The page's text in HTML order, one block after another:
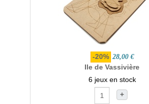
-20% 28,00 €
Ile de Vassivière
6 jeux en stock
+